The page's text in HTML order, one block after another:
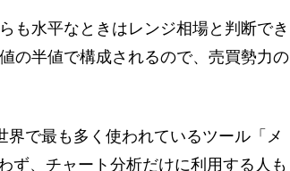
も水平なときはレンジ相場と判断でき
の半値で構成されるので、売買勢力の
界で最も多く使われているツール「メ
ず、チャート分析だけに利用する人も